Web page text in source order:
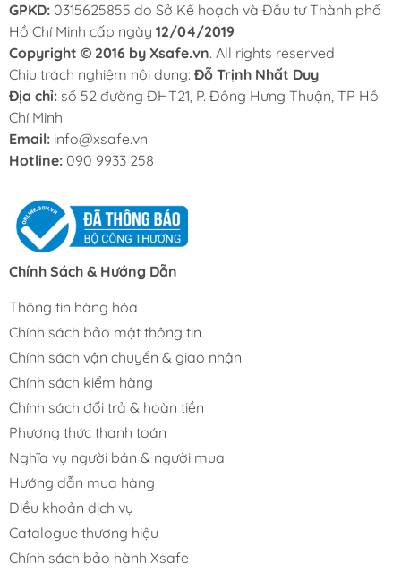
GPKD: 0315625855 do Sở Kế hoạch và Đầu tư Thành phố
Hồ Chí Minh cấp ngày 12/04/2019
Copyright © 2016 by Xsafe.vn. All rights reserved
Chịu trách nghiệm nội dung: Đỗ Trịnh Nhất Duy
Địa chỉ: số 52 đường ĐHT21, P. Đông Hưng Thuận, TP Hồ
Chí Minh
Email: info@xsafe.vn
Hotline: 090 9933 258
Chính Sách & Hướng Dẫn
Thông tin hàng hóa
Chính sách bảo mật thông tin
Chính sách vận chuyển & giao nhận
Chính sách kiểm hàng
Chính sách đổi trả & hoàn tiền
Phương thức thanh toán
Nghĩa vụ người bán & người mua
Hướng dẫn mua hàng
Điều khoản dịch vụ
Catalogue thương hiệu
Chính sách bảo hành Xsafe